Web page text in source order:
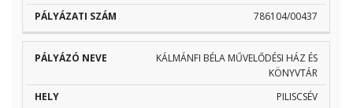
786104/00437
KÁLMÁNFI BÉLA MŰVELŐDÉSI HÁZ ÉS
KÖNYVTÁR
PILISCSÉV